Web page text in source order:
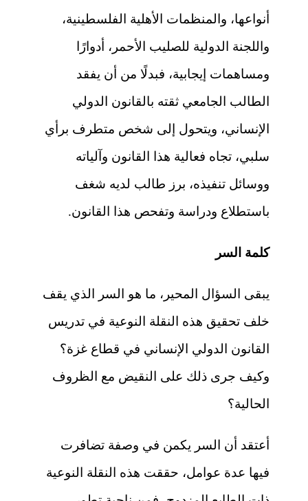
أنواعها، والمنظمات الأهلية الفلسطينية،
واللجنة الدولية للصليب الأحمر، أدوارًا
ومساهمات إيجابية، فبدلًا من أن يفقد
الطالب الجامعي ثقته بالقانون الدولي
الإنساني، ويتحول إلى شخص متطرف برأي
سلبي، تجاه فعالية هذا القانون وآلياته
ووسائل تنفيذه، برز طالب لديه شغف
باستطلاع ودراسة وتفحص هذا القانون.
كلمة السر
يبقى السؤال المحير، ما هو السر الذي يقف
خلف تحقيق هذه النقلة النوعية في تدريس
القانون الدولي الإنساني في قطاع غزة؟
وكيف جرى ذلك على النقيض مع الظروف
الحالية؟
أعتقد أن السر يكمن في وصفة تضافرت
فيها عدة عوامل، حققت هذه النقلة النوعية